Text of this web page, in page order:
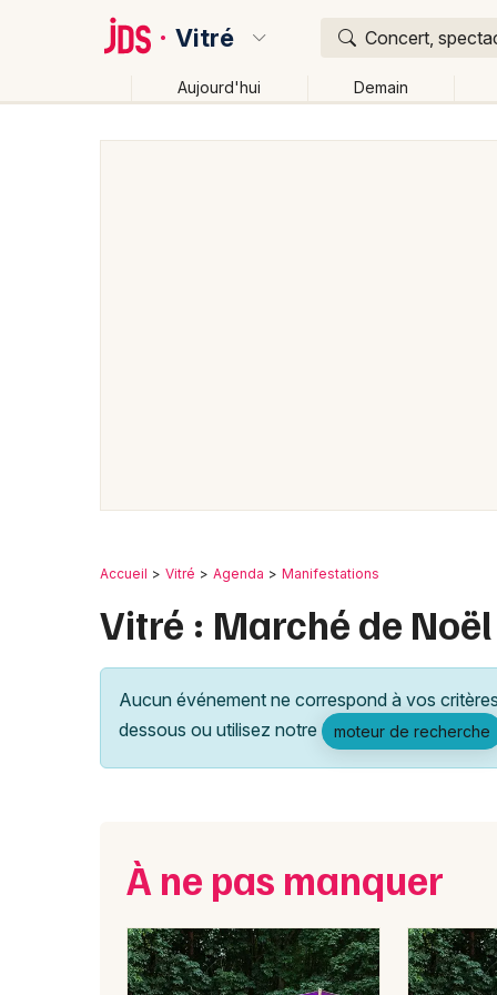
Vitré Concert,
Aujourd'hui Demain
Accueil Vitré Agenda Manifestations
Vitré : Marché de Noël
Aucun événement ne correspond à vos
dessous ou utilisez notre
moteur de recherche
À ne pas manquer